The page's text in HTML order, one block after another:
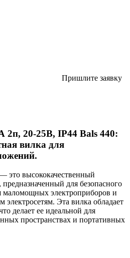
Пришлите заявку
2п, 20-25В, IP44 Bals 440:
вилка для
это высококачественный
для безопасного
электроприборов и
электросетям. Эта вилка обладает
делает ее идеальной для
пространствах и портативных